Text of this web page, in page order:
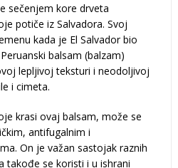
sečenjem kore drveta
potiče iz Salvadora. Svoj
kada je El Salvador bio
balsam (balzam)
lepljivoj teksturi i neodoljivoj
i cimeta.
krasi ovaj balsam, može se
antifugalnim i
On je važan sastojak raznih
takođe se koristi i u ishrani